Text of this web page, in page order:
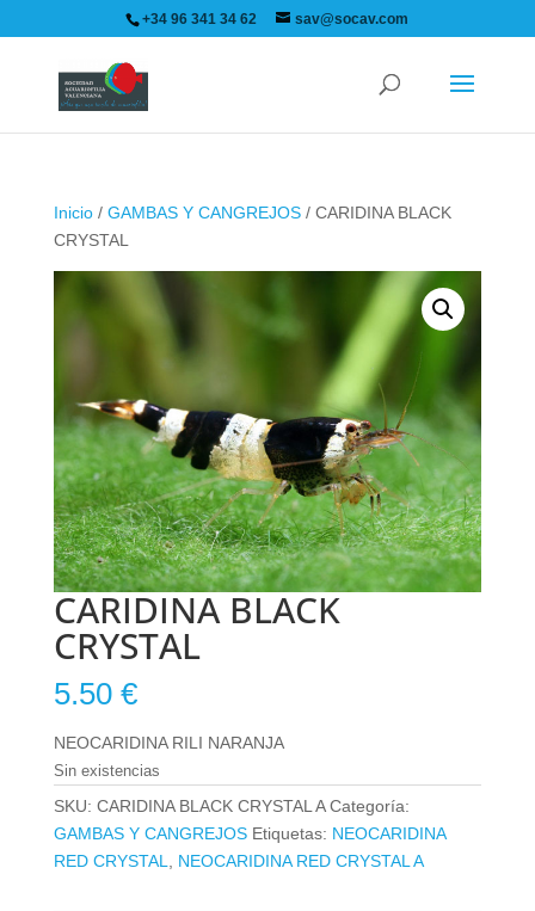
+34 96 341 34 62 sav@socav.com
Inicio/ GAMBAS Y CANGREJOS/ CARIDINA BLACK
CRYSTAL
CARIDINA BLACK
CRYSTAL
5.50 €
NEOCARIDINA RILI NARANJA
Sin existencias
SKU: CARIDINA BLACK CRYSTAL A Categoría:
GAMBAS Y CANGREJOS Etiquetas: NEOCARIDINA
RED CRYSTAL
NEOCARIDINA RED CRYSTAL A